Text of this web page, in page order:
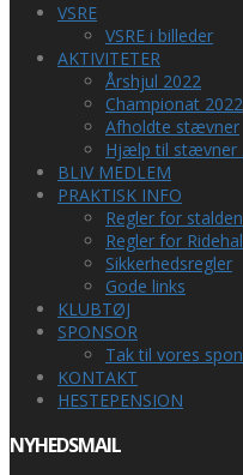
VSRE
VSRE i billeder
AKTIVITETER
Årshjul 2022
Championat 2022
Afholdte stævner
Hjælp til stævner
BLIV MEDLEM
PRAKTISK INFO
Regler for
Regler for Ridehal
Sikkerhedsregler
Gode links
KLUBTØJ
SPONSOR
Tak til vores
KONTAKT
HESTEPENSION
NYHEDSMAIL